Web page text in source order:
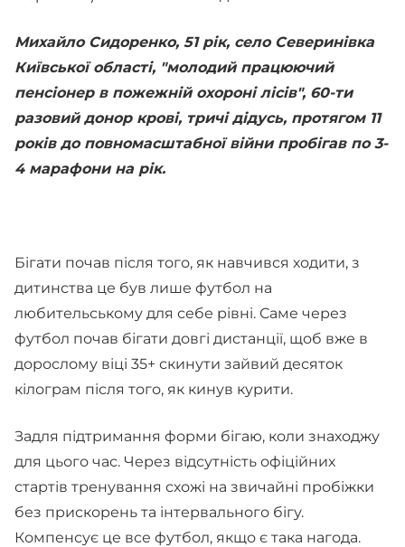
Михайло Сидоренко, 51 рік, село Северинівка
Київської області, "молодий працюючий
пенсіонер в пожежній охороні лісів", 60-ти
разовий донор крові, тричі дідусь, протягом 11
років до повномасштабної війни пробігав по 3-
4 марафони на рік.
Бігати почав після того, як навчився ходити, з
дитинства це був лише футбол на
любительському для себе рівні. Саме через
футбол почав бігати довгі дистанції, щоб вже в
дорослому віці 35+ скинути зайвий десяток
кілограм після того, як кинув курити.
Задля підтримання форми бігаю, коли знаходжу
для цього час. Через відсутність офіційних
стартів тренування схожі на звичайні пробіжки
без прискорень та інтервального бігу.
Компенсує це все футбол, якщо є така нагода.